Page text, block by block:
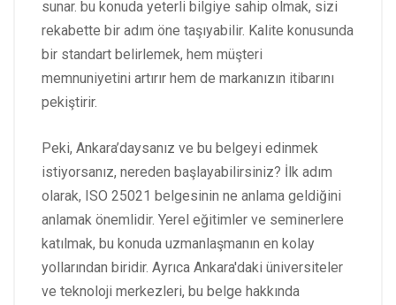
sunar. bu konuda yeterli bilgiye sahip olmak, sizi
rekabette bir adım öne taşıyabilir. Kalite konusunda
bir standart belirlemek, hem müşteri
memnuniyetini artırır hem de markanızın itibarını
pekiştirir.
Peki, Ankara’daysanız ve bu belgeyi edinmek
istiyorsanız, nereden başlayabilirsiniz? İlk adım
olarak, ISO 25021 belgesinin ne anlama geldiğini
anlamak önemlidir. Yerel eğitimler ve seminerlere
katılmak, bu konuda uzmanlaşmanın en kolay
yollarından biridir. Ayrıca Ankara'daki üniversiteler
ve teknoloji merkezleri, bu belge hakkında